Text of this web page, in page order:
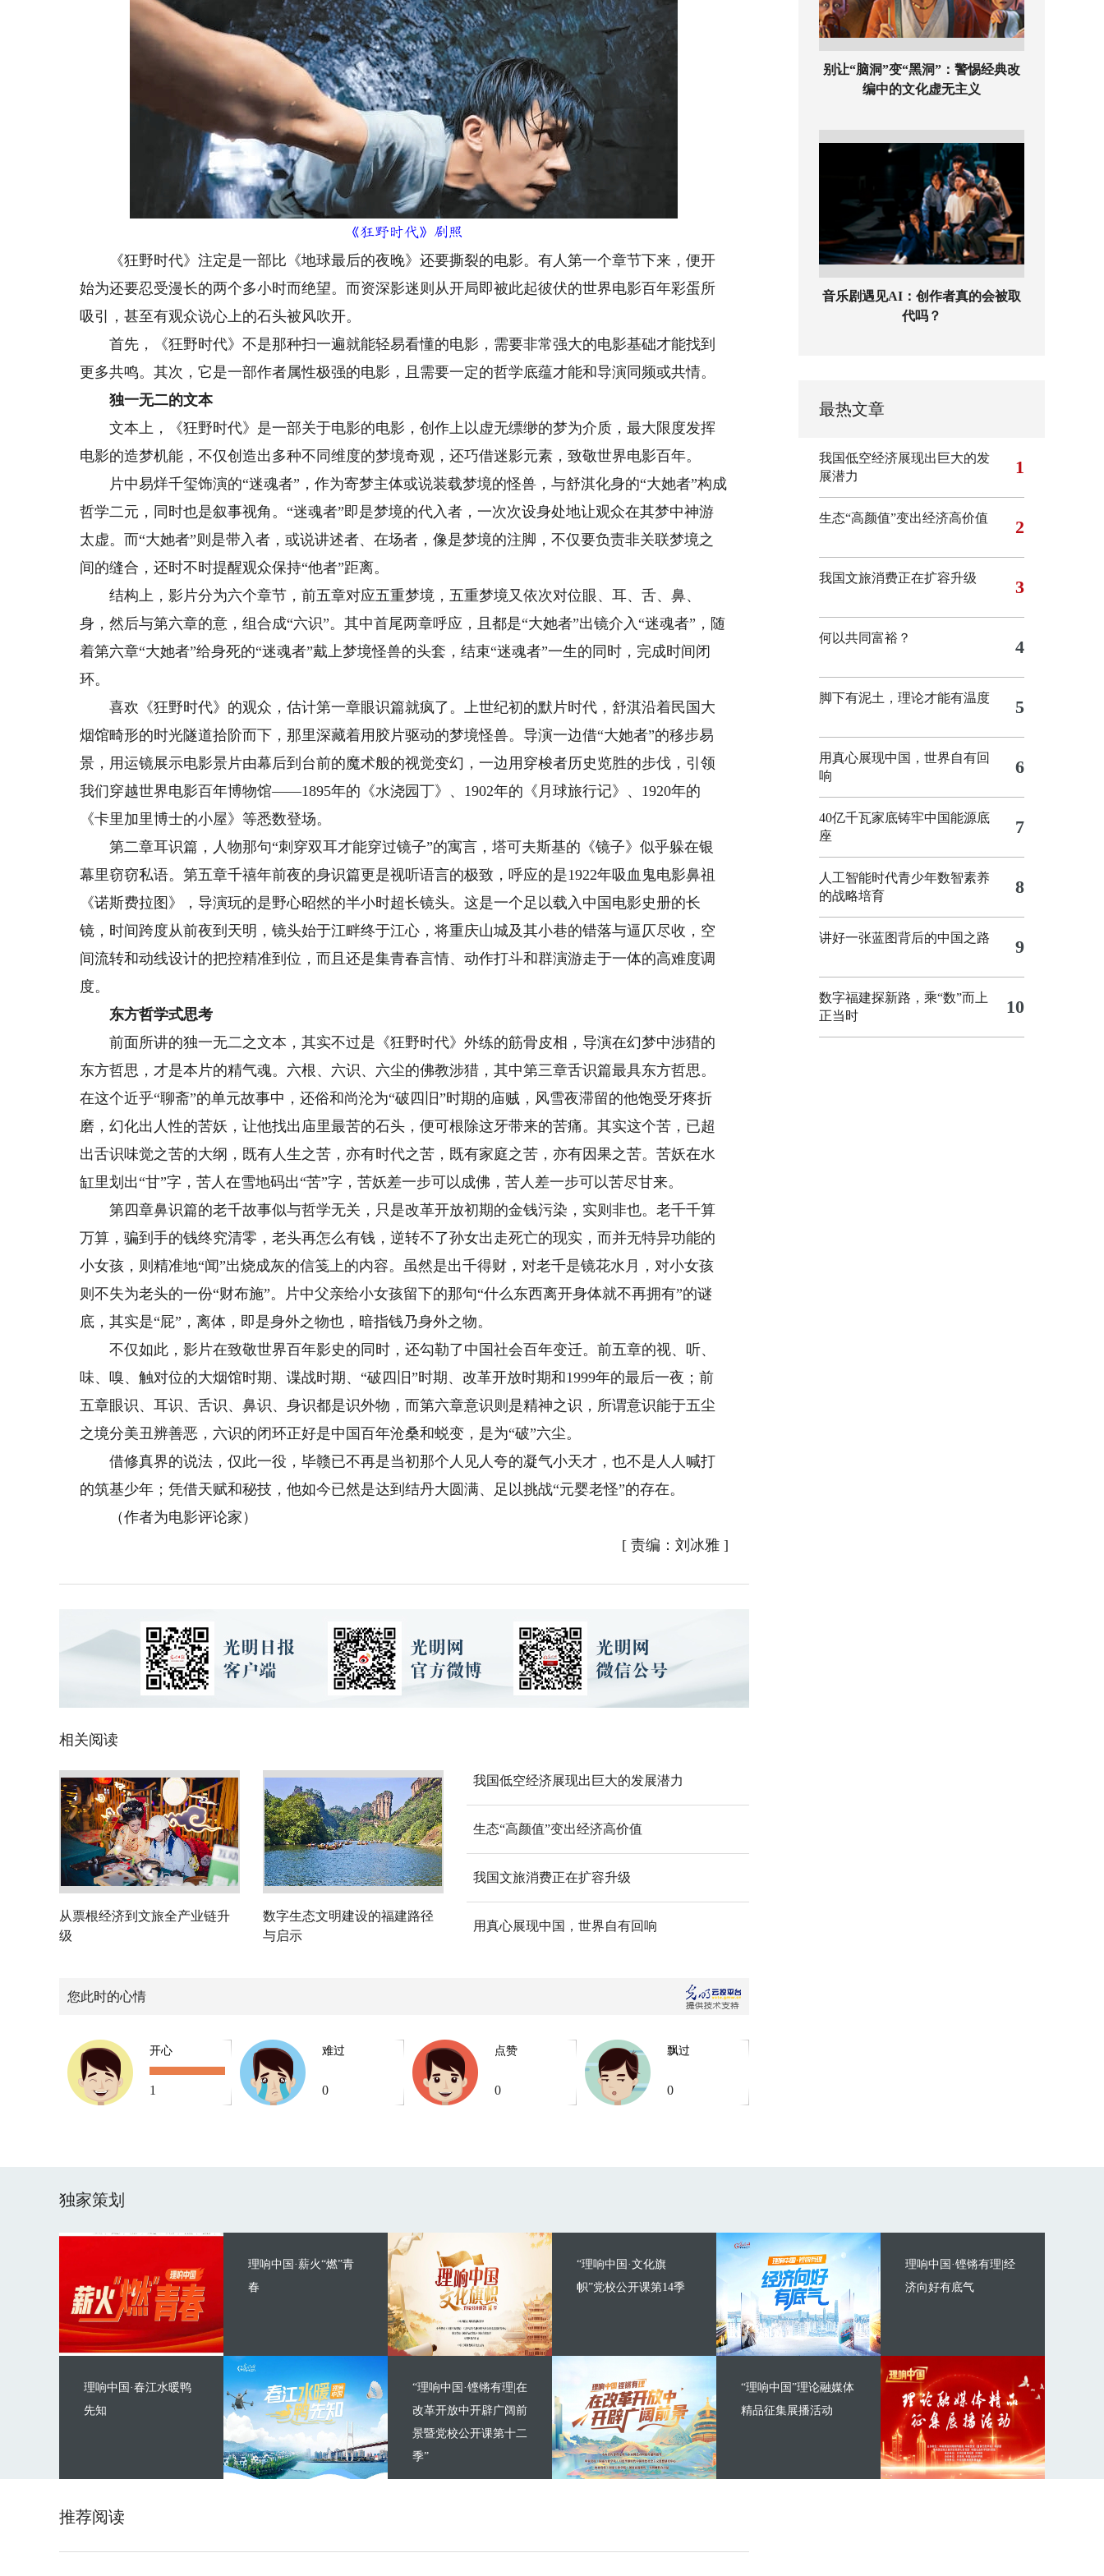
《狂野时代》剧照
《狂野时代》注定是一部比《地球最后的夜晚》还要撕裂的电影。有人第一个章节下来，便开
始为还要忍受漫长的两个多小时而绝望。而资深影迷则从开局即被此起彼伏的世界电影百年彩蛋所
吸引，甚至有观众说心上的石头被风吹开。
首先，《狂野时代》不是那种扫一遍就能轻易看懂的电影，需要非常强大的电影基础才能找到
更多共鸣。其次，它是一部作者属性极强的电影，且需要一定的哲学底蕴才能和导演同频或共情。
独一无二的文本
文本上，《狂野时代》是一部关于电影的电影，创作上以虚无缥缈的梦为介质，最大限度发挥
电影的造梦机能，不仅创造出多种不同维度的梦境奇观，还巧借迷影元素，致敬世界电影百年。
片中易烊千玺饰演的“迷魂者”，作为寄梦主体或说装载梦境的怪兽，与舒淇化身的“大她者”构成
哲学二元，同时也是叙事视角。“迷魂者”即是梦境的代入者，一次次设身处地让观众在其梦中神游
太虚。而“大她者”则是带入者，或说讲述者、在场者，像是梦境的注脚，不仅要负责非关联梦境之
间的缝合，还时不时提醒观众保持“他者”距离。
结构上，影片分为六个章节，前五章对应五重梦境，五重梦境又依次对位眼、耳、舌、鼻、
身，然后与第六章的意，组合成“六识”。其中首尾两章呼应，且都是“大她者”出镜介入“迷魂者”，随
着第六章“大她者”给身死的“迷魂者”戴上梦境怪兽的头套，结束“迷魂者”一生的同时，完成时间闭
环。
喜欢《狂野时代》的观众，估计第一章眼识篇就疯了。上世纪初的默片时代，舒淇沿着民国大
烟馆畸形的时光隧道拾阶而下，那里深藏着用胶片驱动的梦境怪兽。导演一边借“大她者”的移步易
景，用运镜展示电影景片由幕后到台前的魔术般的视觉变幻，一边用穿梭者历史览胜的步伐，引领
我们穿越世界电影百年博物馆——1895年的《水浇园丁》、1902年的《月球旅行记》、1920年的
《卡里加里博士的小屋》等悉数登场。
第二章耳识篇，人物那句“刺穿双耳才能穿过镜子”的寓言，塔可夫斯基的《镜子》似乎躲在银
幕里窃窃私语。第五章千禧年前夜的身识篇更是视听语言的极致，呼应的是1922年吸血鬼电影鼻祖
《诺斯费拉图》，导演玩的是野心昭然的半小时超长镜头。这是一个足以载入中国电影史册的长
镜，时间跨度从前夜到天明，镜头始于江畔终于江心，将重庆山城及其小巷的错落与逼仄尽收，空
间流转和动线设计的把控精准到位，而且还是集青春言情、动作打斗和群演游走于一体的高难度调
度。
东方哲学式思考
前面所讲的独一无二之文本，其实不过是《狂野时代》外练的筋骨皮相，导演在幻梦中涉猎的
东方哲思，才是本片的精气魂。六根、六识、六尘的佛教涉猎，其中第三章舌识篇最具东方哲思。
在这个近乎“聊斋”的单元故事中，还俗和尚沦为“破四旧”时期的庙贼，风雪夜滞留的他饱受牙疼折
磨，幻化出人性的苦妖，让他找出庙里最苦的石头，便可根除这牙带来的苦痛。其实这个苦，已超
出舌识味觉之苦的大纲，既有人生之苦，亦有时代之苦，既有家庭之苦，亦有因果之苦。苦妖在水
缸里划出“甘”字，苦人在雪地码出“苦”字，苦妖差一步可以成佛，苦人差一步可以苦尽甘来。
第四章鼻识篇的老千故事似与哲学无关，只是改革开放初期的金钱污染，实则非也。老千千算
万算，骗到手的钱终究清零，老头再怎么有钱，逆转不了孙女出走死亡的现实，而并无特异功能的
小女孩，则精准地“闻”出烧成灰的信笺上的内容。虽然是出千得财，对老千是镜花水月，对小女孩
则不失为老头的一份“财布施”。片中父亲给小女孩留下的那句“什么东西离开身体就不再拥有”的谜
底，其实是“屁”，离体，即是身外之物也，暗指钱乃身外之物。
不仅如此，影片在致敬世界百年影史的同时，还勾勒了中国社会百年变迁。前五章的视、听、
味、嗅、触对位的大烟馆时期、谍战时期、“破四旧”时期、改革开放时期和1999年的最后一夜；前
五章眼识、耳识、舌识、鼻识、身识都是识外物，而第六章意识则是精神之识，所谓意识能于五尘
之境分美丑辨善恶，六识的闭环正好是中国百年沧桑和蜕变，是为“破”六尘。
借修真界的说法，仅此一役，毕赣已不再是当初那个人见人夸的凝气小天才，也不是人人喊打
的筑基少年；凭借天赋和秘技，他如今已然是达到结丹大圆满、足以挑战“元婴老怪”的存在。
（作者为电影评论家）
[ 责编：刘冰雅 ]
相关阅读
从票根经济到文旅全产业链升
级
数字生态文明建设的福建路径
与启示
我国低空经济展现出巨大的发展潜力
生态“高颜值”变出经济高价值
我国文旅消费正在扩容升级
用真心展现中国，世界自有回响
您此时的心情
开心
1
难过
0
点赞
0
飘过
0
别让“脑洞”变“黑洞”：警惕经典改
编中的文化虚无主义
音乐剧遇见AI：创作者真的会被取
代吗？
最热文章
我国低空经济展现出巨大的发
展潜力
1
生态“高颜值”变出经济高价值 2
我国文旅消费正在扩容升级 3
何以共同富裕？ 4
脚下有泥土，理论才能有温度 5
用真心展现中国，世界自有回
响
6
40亿千瓦家底铸牢中国能源底
座
7
人工智能时代青少年数智素养
的战略培育
8
讲好一张蓝图背后的中国之路 9
数字福建探新路，乘“数”而上
正当时
10
独家策划
理响中国·薪火“燃”青
春
理响中国·春江水暖鸭
先知
“理响中国·文化旗
帜”党校公开课第14季
“理响中国·铿锵有理|在
改革开放中开辟广阔前
景暨党校公开课第十二
季”
理响中国·铿锵有理|经
济向好有底气
“理响中国”理论融媒体
精品征集展播活动
推荐阅读